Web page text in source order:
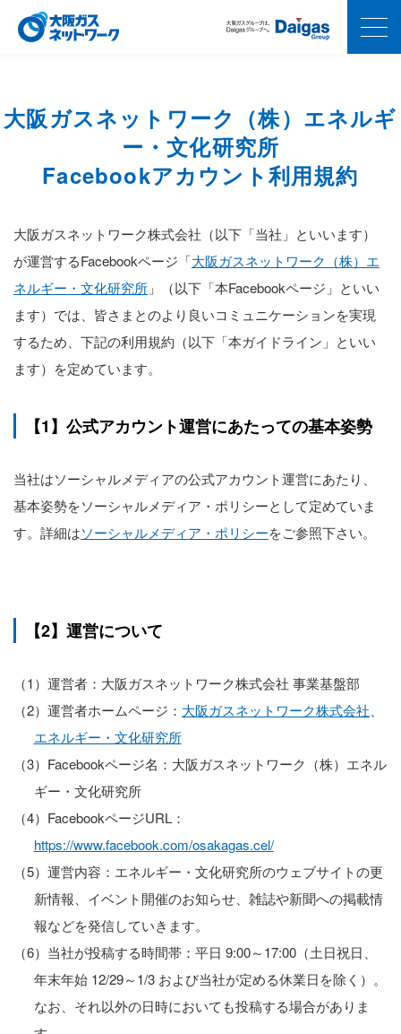
大阪ガスネットワーク（株）エネルギ
ー・文化研究所
Facebookアカウント利用規約
大阪ガスネットワーク株式会社（以下「当社」といいます）
が運営するFacebookページ「大阪ガスネットワーク（株）エ
ネルギー・文化研究所 」（以下「本Facebookページ」といい
ます）では、皆さまとのより良いコミュニケーションを実現
するため、下記の利用規約（以下「本ガイドライン」といい
ます）を定めています。
【1】公式アカウント運営にあたっての基本姿勢
当社はソーシャルメディアの公式アカウント運営にあたり、
基本姿勢をソーシャルメディア・ポリシーとして定めていま
す。詳細はソーシャルメディア・ポリシーをご参照下さい。
【2】運営について
（1）運営者：大阪ガスネットワーク株式会社 事業基盤部
（2）運営者ホームページ： 大阪ガスネットワーク株式会社
エネルギー・文化研究所
（3）Facebookページ名：大阪ガスネットワーク（株）エネル
ギー・文化研究所
（4）FacebookページURL：
https://www.facebook.com/osakagas.cel/
（5）運営内容：エネルギー・文化研究所のウェブサイトの更
新情報、イベント開催のお知らせ、雑誌や新聞への掲載情
報などを発信していきます。
（6）当社が投稿する時間帯：平日 9:00～17:00（土日祝日、
年末年始 12/29～1/3 および当社が定める休業日を除く）。
なお、それ以外の日時においても投稿する場合がありま